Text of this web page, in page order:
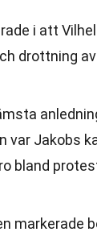
i att
drottning
var Jakobs
bland
markerade